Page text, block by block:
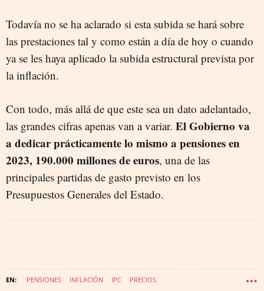
Todavía no se ha aclarado si esta subida se hará sobre
las prestaciones tal y como están a día de hoy o cuando
ya se les haya aplicado la subida estructural prevista por
la inflación.
Con todo, más allá de que este sea un dato adelantado,
las grandes cifras apenas van a variar. El Gobierno va
a dedicar prácticamente lo mismo a pensiones en
2023, 190.000 millones de euros, una de las
principales partidas de gasto previsto en los
Presupuestos Generales del Estado.
PENSIONES INFLACIÓN IPC PRECIOS